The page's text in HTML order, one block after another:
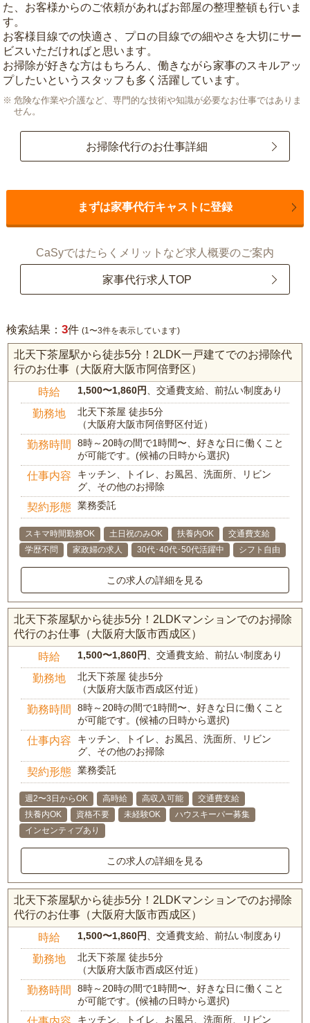
た、お客様からのご依頼があればお部屋の整理整頓も行いま
す。
お客様目線での快適さ、プロの目線での細やさを大切にサー
ビスいただければと思います。
お掃除が好きな方はもちろん、働きながら家事のスキルアッ
プしたいというスタッフも多く活躍しています。
危険な作業や介護など、専門的な技術や知識が必要なお仕事ではありま
せん。
お掃除代行のお仕事詳細
まずは家事代行キャストに登録
CaSyではたらくメリットなど求人概要のご案内
家事代行求人TOP
検索結果： 3件 (1〜3件を表示しています)
北天下茶屋駅から徒歩5分！2LDK一戸建てでのお掃除代
行のお仕事（大阪府大阪市阿倍野区）
時給 1,500〜1,860円、交通費支給、前払い制度あり
勤務地
北天下茶屋 徒歩5分
（大阪府大阪市阿倍野区付近）
勤務時間
8時～20時の間で1時間〜、好きな日に働くこと
が可能です。(候補の日時から選択)
仕事内容
キッチン、トイレ、お風呂、洗面所、リビン
グ、その他のお掃除
契約形態 業務委託
スキマ時間勤務OK 土日祝のみOK 扶養内OK
交通費支給
学歴不問
家政婦の求人 30代･40代･50代活躍中 シフト自由
この求人の詳細を見る
北天下茶屋駅から徒歩5分！2LDKマンションでのお掃除
代行のお仕事（大阪府大阪市西成区）
時給 1,500〜1,860円、交通費支給、前払い制度あり
勤務地
北天下茶屋 徒歩5分
（大阪府大阪市西成区付近）
勤務時間
8時～20時の間で1時間〜、好きな日に働くこと
が可能です。(候補の日時から選択)
仕事内容
キッチン、トイレ、お風呂、洗面所、リビン
グ、その他のお掃除
契約形態 業務委託
週2〜3日からOK 高時給 高収入可能
交通費支給
扶養内OK
資格不要 未経験OK
ハウスキーパー募集
インセンティブあり
この求人の詳細を見る
北天下茶屋駅から徒歩5分！2LDKマンションでのお掃除
代行のお仕事（大阪府大阪市西成区）
時給 1,500〜1,860円、交通費支給、前払い制度あり
勤務地
北天下茶屋 徒歩5分
（大阪府大阪市西成区付近）
勤務時間
8時～20時の間で1時間〜、好きな日に働くこと
が可能です。(候補の日時から選択)
キッチン、トイレ、お風呂、洗面所、リビン